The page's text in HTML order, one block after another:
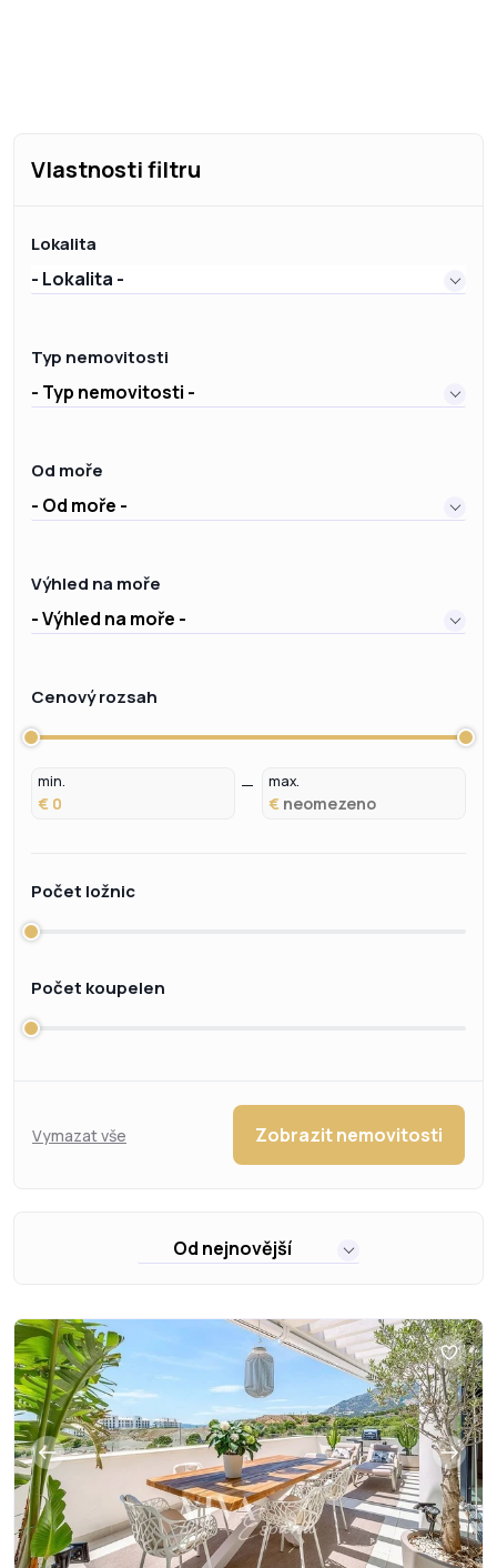
Vlastnosti filtru
Lokalita
- Lokalita -
Typ nemovitosti
- Typ nemovitosti -
Od moře
- Od moře -
Výhled na moře
- Výhled na moře -
Cenový rozsah
min.
€
max.
€
Počet ložnic
Počet koupelen
Vymazat vše Zobrazit nemovitosti
Od nejnovější